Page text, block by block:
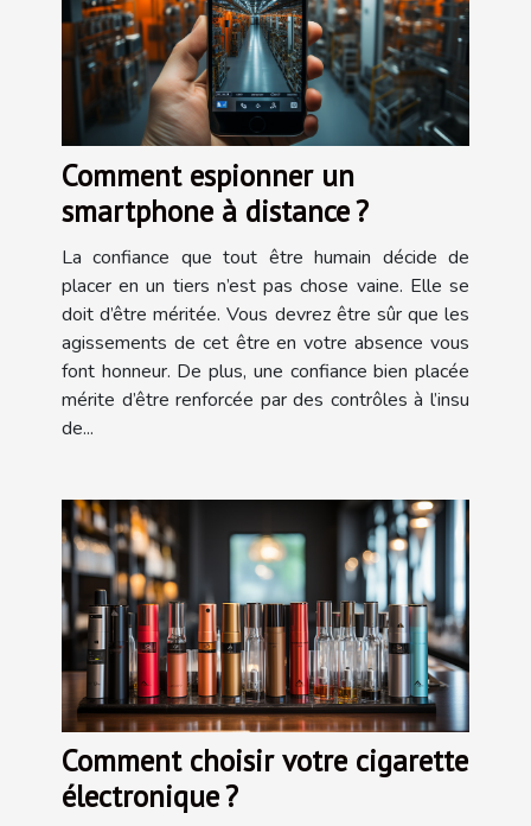
Comment espionner un
smartphone à distance ?
La confiance que tout être humain décide de
placer en un tiers n’est pas chose vaine. Elle se
doit d’être méritée. Vous devrez être sûr que les
agissements de cet être en votre absence vous
font honneur. De plus, une confiance bien placée
mérite d’être renforcée par des contrôles à l’insu
de...
Comment choisir votre cigarette
électronique ?